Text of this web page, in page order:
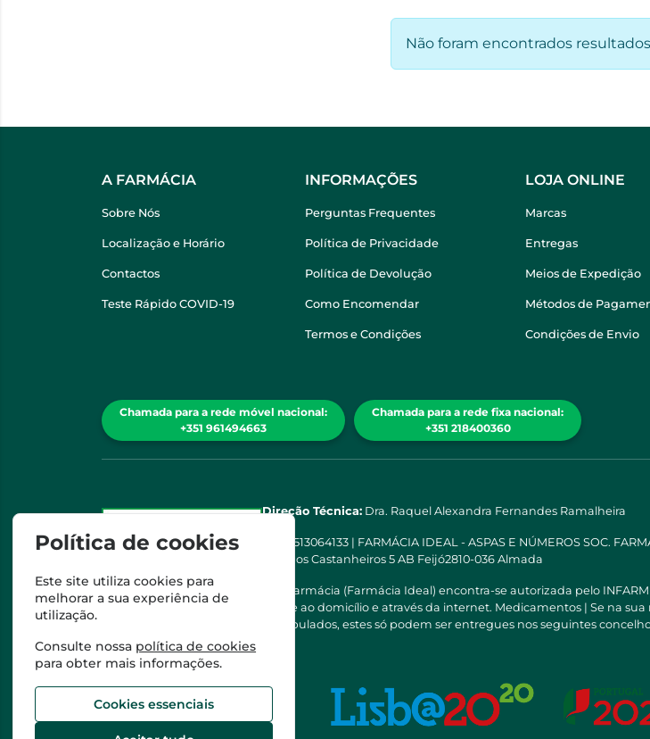
Não foram encontrados
A FARMÁCIA
Sobre Nós
Localização e Horário
Contactos
Teste Rápido COVID-19
INFORMAÇÕES
Perguntas Frequentes
Política de Privacidade
Política de Devolução
Como Encomendar
Termos e Condições
LOJA ONLINE
Marcas
Entregas
Meios de Expedição
Métodos de
Condições de Envio
Chamada para a rede móvel nacional:
+351 961494663
Chamada para a rede fixa nacional:
+351 218400360
Direção Técnica: Dra. Raquel Alexandra Fernandes Ramalheira
513064133 | FARMÁCIA IDEAL - ASPAS E NÚMEROS SOC.
Rua dos Castanheiros 5 AB Feijó2810-036 Almada
Esta farmácia (Farmácia Ideal) encontra-se autorizada pelo
saúde ao domicílio e através da internet. Medicamentos | Se na
Manipulados, estes só podem ser entregues nos seguintes
Política de cookies
Este site utiliza cookies para
melhorar a sua experiência de
utilização.
Consulte nossa política de cookies
para obter mais informações.
Cookies essenciais